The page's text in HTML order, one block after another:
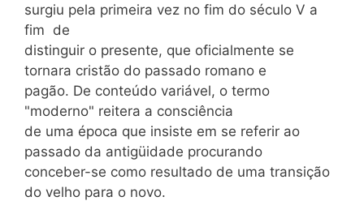
surgiu pela primeira vez no fim do século V a
fim de
distinguir o presente, que oficialmente se
tornara cristão do passado romano e
pagão. De conteúdo variável, o termo
"moderno" reitera a consciência
de uma época que insiste em se referir ao
passado da antigüidade procurando
conceber-se como resultado de uma transição
do velho para o novo.